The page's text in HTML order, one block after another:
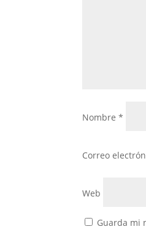
Nombre*
Correo
Web
Guarda mi